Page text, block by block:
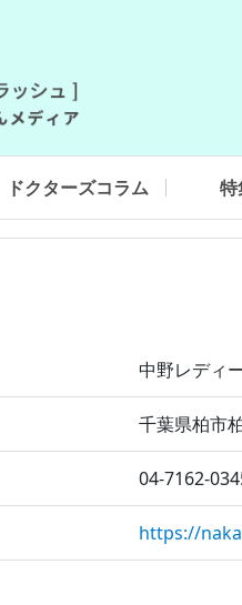
ドクターズコラム 特
中野レディ
千葉県柏市
04-7162-
https://